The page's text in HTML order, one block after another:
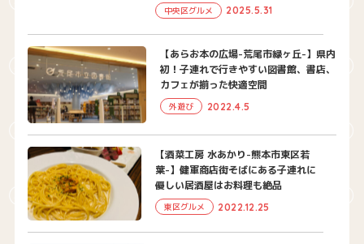
中央区グルメ 2025.5.31
【あらお本の広場-荒尾市緑ヶ丘-】県内
初！子連れで行きやすい図書館、書店、
カフェが揃った快適空間
外遊び 2022.4.5
【酒菜工房 水あかり-熊本市東区若
葉-】健軍商店街そばにある子連れに
優しい居酒屋はお料理も絶品
東区グルメ 2022.12.25